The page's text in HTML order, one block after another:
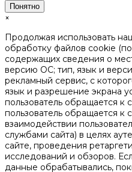
Понятно
×
Продолжая использовать
обработку файлов cookie
содержащих сведения о
версию ОС; тип, язык и
рекламный сервис, с
язык и разрешение экрана
пользователь обращается к
пользователь обращается к
взаимодействии
службами сайта) в целях
сайте, проведения
исследований и обзоров.
данные обрабатывались,